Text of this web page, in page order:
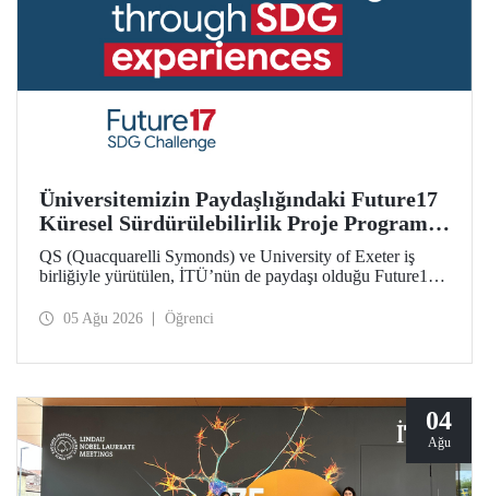
Üniversitemizin Paydaşlığındaki Future17
Küresel Sürdürülebilirlik Proje Programı,
Öğrencilerimizin Başvurularını Bekliyor
QS (Quacquarelli Symonds) ve University of Exeter iş
birliğiyle yürütülen, İTÜ’nün de paydaşı olduğu Future17
öğrenci başvuruları açıldı. Başvurular için son gün 31
05 Ağu 2026 Öğrenci
04
Ağu